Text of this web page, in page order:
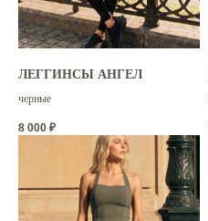
ЛЕГГИНСЫ АНГЕЛ
черные
8 000 ₽
Таблица размеров
Возврат товара
Покупателям